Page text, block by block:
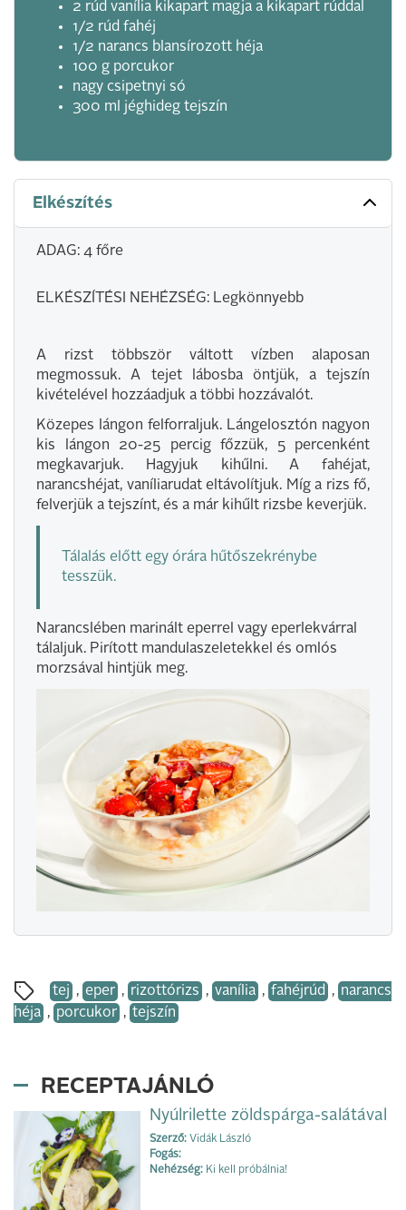
2 rúd vanília kikapart magja a kikapart rúddal
1/2 rúd fahéj
1/2 narancs blansírozott héja
100 g porcukor
nagy csipetnyi só
300 ml jéghideg tejszín
Elkészítés
ADAG: 4 főre
ELKÉSZÍTÉSI NEHÉZSÉG: Legkönnyebb
A rizst többször váltott vízben alaposan
megmossuk. A tejet lábosba öntjük, a tejszín
kivételével hozzáadjuk a többi hozzávalót.
Közepes lángon felforraljuk. Lángelosztón nagyon
kis lángon 20-25 percig főzzük, 5 percenként
megkavarjuk. Hagyjuk kihűlni. A fahéjat,
narancshéjat, vaníliarudat eltávolítjuk. Míg a rizs fő,
felverjük a tejszínt, és a már kihűlt rizsbe keverjük.
Tálalás előtt egy órára hűtőszekrénybe
tesszük.
Narancslében marinált eperrel vagy eperlekvárral
tálaljuk. Pirított mandulaszeletekkel és omlós
morzsával hintjük meg.
tej , eper , rizottórizs , vanília , fahéjrúd , narancs
héja , porcukor , tejszín
RECEPTAJÁNLÓ
Nyúlrilette zöldspárga-salátával
Szerző: Vidák László
Fogás:
Nehézség: Ki kell próbálnia!